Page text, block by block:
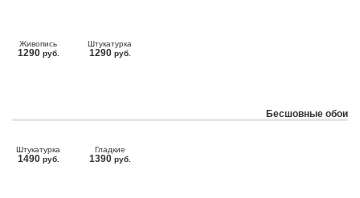
Живопись
1290 руб.
Штукатурка
1290 руб.
Бесшовные обои
Штукатурка
1490 руб.
Гладкие
1390 руб.